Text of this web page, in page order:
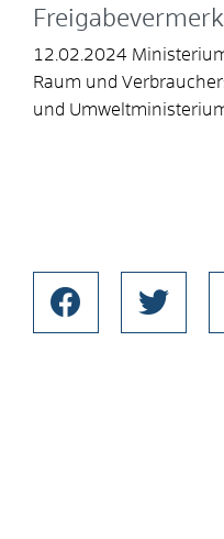
Freigabevermerk
12.02.2024
Raum und
und